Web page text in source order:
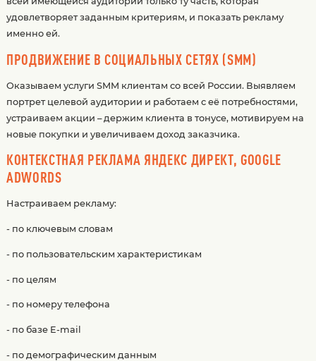
удовлетворяет заданным критериям, и показать рекламу
именно ей.
ПРОДВИЖЕНИЕ В СОЦИАЛЬНЫХ СЕТЯХ (SMM)
Оказываем услуги SMM клиентам со всей России. Выявляем
портрет целевой аудитории и работаем с её потребностями,
устраиваем акции – держим клиента в тонусе, мотивируем на
новые покупки и увеличиваем доход заказчика.
КОНТЕКСТНАЯ РЕКЛАМА ЯНДЕКС ДИРЕКТ, GOOGLE
ADWORDS
Настраиваем рекламу:
- по ключевым словам
- по пользовательским характеристикам
- по целям
- по номеру телефона
- по базе E-mail
- по демографическим данным